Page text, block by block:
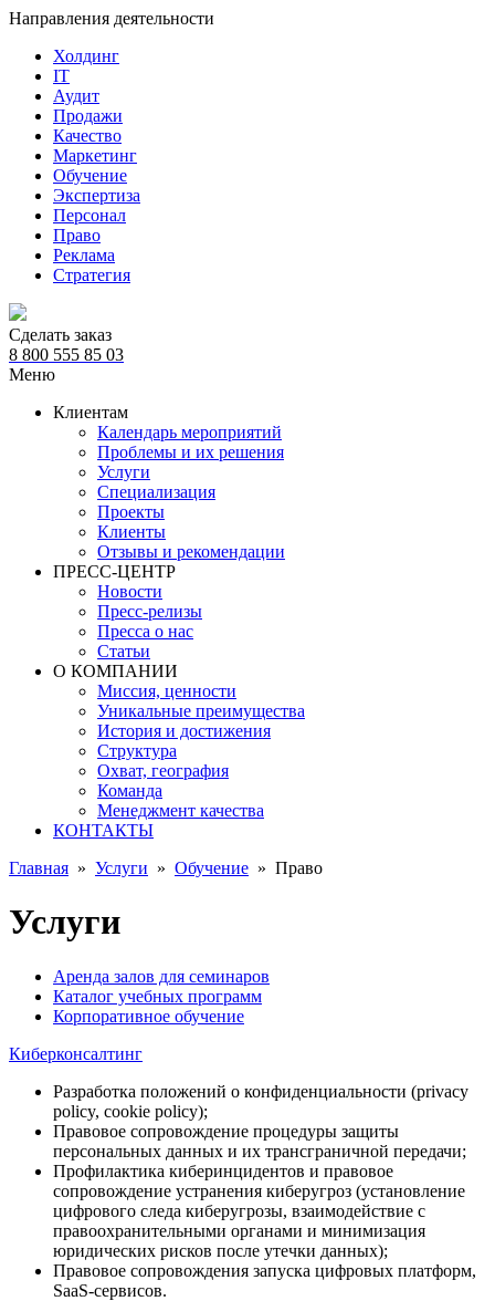
Направления деятельности
Холдинг
IT
Аудит
Продажи
Качество
Маркетинг
Обучение
Экспертиза
Персонал
Право
Реклама
Стратегия
Сделать заказ
8 800 555 85 03
Меню
Клиентам
Календарь мероприятий
Проблемы и их решения
Услуги
Специализация
Проекты
Клиенты
Отзывы и рекомендации
ПРЕСС-ЦЕНТР
Новости
Пресс-релизы
Пресса о нас
Статьи
О КОМПАНИИ
Миссия, ценности
Уникальные преимущества
История и достижения
Структура
Охват, география
Команда
Менеджмент качества
КОНТАКТЫ
Главная » Услуги » Обучение » Право
Услуги
Аренда залов для семинаров
Каталог учебных программ
Корпоративное обучение
Киберконсалтинг
Разработка положений о конфиденциальности (privacy
policy, cookie policy);
Правовое сопровождение процедуры защиты
персональных данных и их трансграничной передачи;
Профилактика киберинцидентов и правовое
сопровождение устранения киберугроз (установление
цифрового следа киберугрозы, взаимодействие с
правоохранительными органами и минимизация
юридических рисков после утечки данных);
Правовое сопровождения запуска цифровых платформ,
SaaS-сервисов.